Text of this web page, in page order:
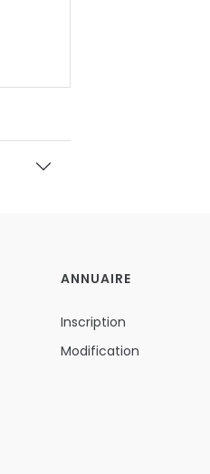
ANNUAIRE
Inscription
Modification